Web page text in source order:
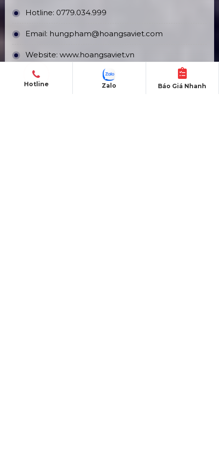
Hotline: 0779.034.999
Email: hungpham@hoangsaviet.com
Website: www.hoangsaviet.vn
Mã số thuế: 0310779837
Số ĐKKD 0310779837 Sở KHĐT Tp. HCM cấp
Hotline Báo Giá Nhanh
Zalo